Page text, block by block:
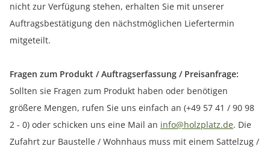
nicht zur Verfügung stehen, erhalten Sie mit unserer
Auftragsbestätigung den nächstmöglichen Liefertermin
mitgeteilt.
Fragen zum Produkt / Auftragserfassung / Preisanfrage:
Sollten sie Fragen zum Produkt haben oder benötigen
größere Mengen, rufen Sie uns einfach an (+49 57 41 / 90 98
2 - 0) oder schicken uns eine Mail an info@holzplatz.de. Die
Zufahrt zur Baustelle / Wohnhaus muss mit einem Sattelzug /